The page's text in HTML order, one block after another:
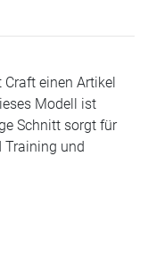
einen Artikel
Modell ist
Schnitt sorgt für
Training und